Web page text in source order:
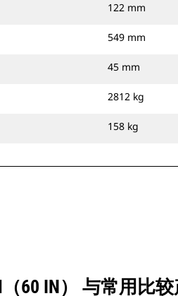
122 mm
549 mm
45 mm
2812 kg
158 kg
60 IN） 与常用比较